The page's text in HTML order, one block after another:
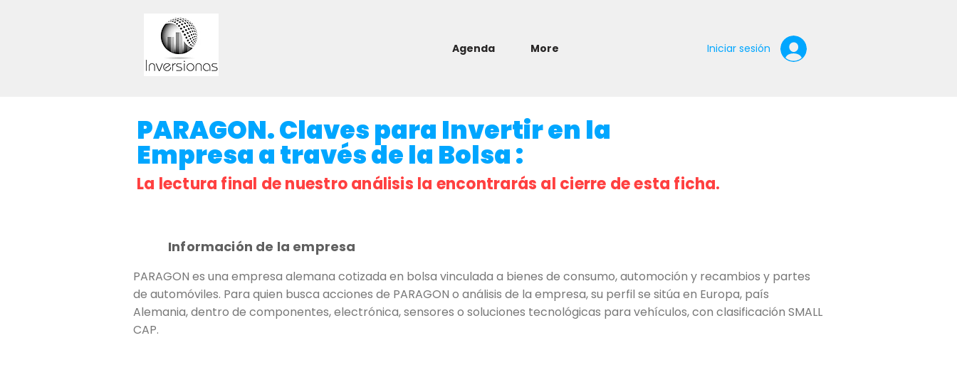
Agenda More Iniciar sesión
PARAGON. Claves para Invertir en la
Empresa a través de la Bolsa :
La lectura final de nuestro análisis la encontrarás al cierre de esta ficha.
Información de la empresa
PARAGON es una empresa alemana cotizada en bolsa vinculada a bienes de consumo, automoción y recambios y partes
de automóviles. Para quien busca acciones de PARAGON o análisis de la empresa, su perfil se sitúa en Europa, país
Alemania, dentro de componentes, electrónica, sensores o soluciones tecnológicas para vehículos, con clasificación SMALL
CAP.